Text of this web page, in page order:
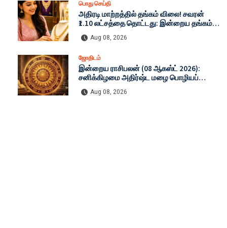
பொது செய்தி
அதிரடி மாற்றத்தில் தங்கம் விலை! சவரன்
₹1.10 லட்சத்தை தொட்டது: இன்றைய தங்கம்
மற்றும் வெள்ளி விலை முழு விபரம் (08-08-
2026)Aug 08, 2026
ஜோதிடம்
இன்றைய ராசிபலன் (08 ஆகஸ்ட் 2026):
சனிக்கிழமை அதிர்ஷ்ட மழை பொழியப்
போகும் ராசிகள் எவை? முழு விவரம்!
Aug 08, 2026